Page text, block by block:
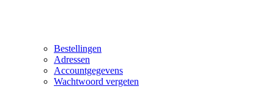
Bestellingen
Adressen
Accountgegevens
Wachtwoord vergeten